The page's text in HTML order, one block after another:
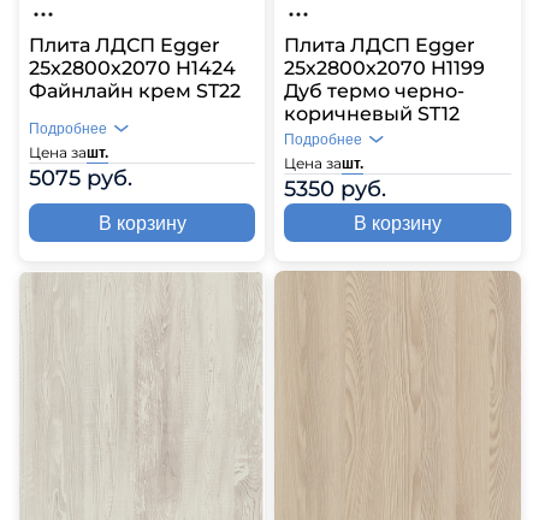
Плита ЛДСП Egger
25х2800х2070 H1424
Файнлайн крем ST22
Цена зашт.
5075 руб.
Подробнее
В корзину
Плита ЛДСП Egger
25х2800х2070 H1199
Дуб термо черно-
коричневый ST12
Цена зашт.
5350 руб.
Подробнее
В корзину